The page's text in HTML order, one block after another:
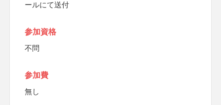
ールにて送付
参加資格
不問
参加費
無し